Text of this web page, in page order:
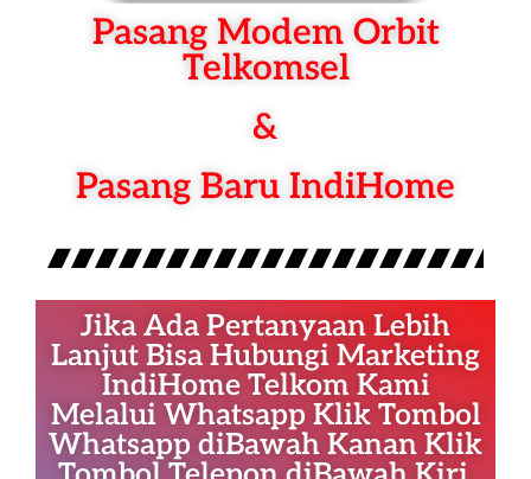
Pasang Modem Orbit
Telkomsel
&
Pasang Baru IndiHome
Jika Ada Pertanyaan Lebih
Lanjut Bisa Hubungi Marketing
IndiHome Telkom Kami
Melalui Whatsapp Klik Tombol
Whatsapp diBawah Kanan Klik